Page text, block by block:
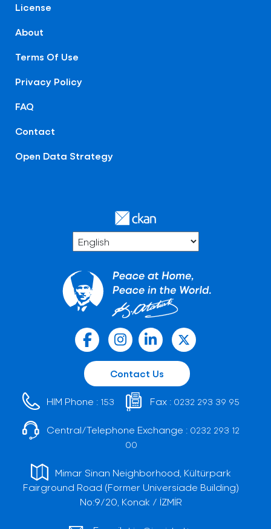
License
About
Terms Of Use
Privacy Policy
FAQ
Contact
Open Data Strategy
Contact Us
HIM Phone : 153 Fax : 0232 293 39 95
Central/Telephone Exchange : 0232 293 12
00
Mimar Sinan Neighborhood, Kültürpark
Fairground Road (Former Universiade Building)
No:9/20, Konak / İZMİR